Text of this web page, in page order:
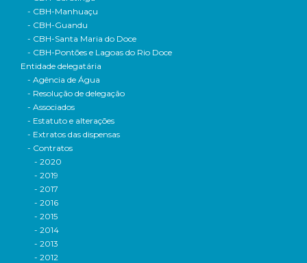
- CBH-Manhuaçu
- CBH-Guandu
- CBH-Santa Maria do Doce
- CBH-Pontões e Lagoas do Rio Doce
Entidade delegatária
- Agência de Água
- Resolução de delegação
- Associados
- Estatuto e alterações
- Extratos das dispensas
- Contratos
- 2020
- 2019
- 2017
- 2016
- 2015
- 2014
- 2013
- 2012